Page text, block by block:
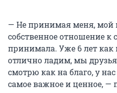
— Не принимая меня, мой
собственное отношение к
принимала. Уже 6 лет
отлично ладим, мы
смотрю как на благо, у
самое важное и ценное, —